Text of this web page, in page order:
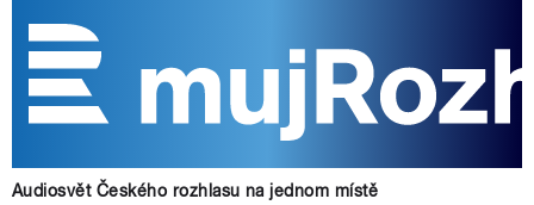
Audiosvět Českého rozhlasu na jednom místě